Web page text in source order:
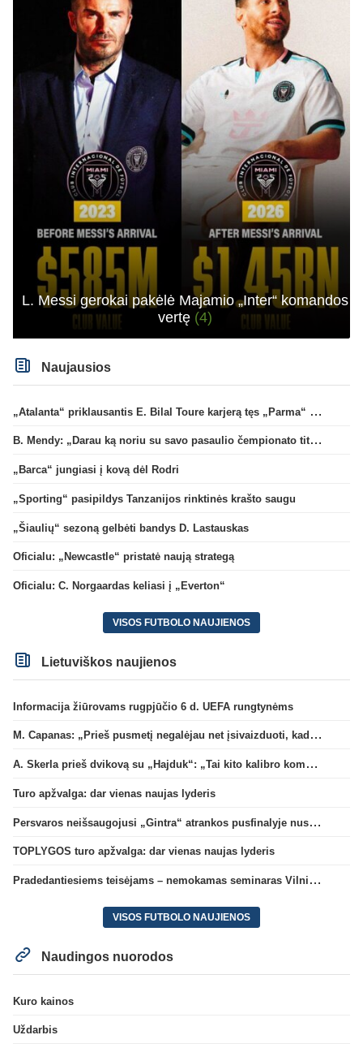
L. Messi gerokai pakėlė Majamio „Inter“ komandos
vertę (4)
Naujausios
„Atalanta“ priklausantis E. Bilal Toure karjerą tęs „Parma“ gretose
B. Mendy: „Darau ką noriu su savo pasaulio čempionato titulu“
„Barca“ jungiasi į kovą dėl Rodri
„Sporting“ pasipildys Tanzanijos rinktinės krašto saugu
„Šiaulių“ sezoną gelbėti bandys D. Lastauskas
Oficialu: „Newcastle“ pristatė naują strategą
Oficialu: C. Norgaardas keliasi į „Everton“
VISOS FUTBOLO NAUJIENOS
Lietuviškos naujienos
Informacija žiūrovams rugpjūčio 6 d. UEFA rungtynėms
M. Capanas: „Prieš pusmetį negalėjau net įsivaizduoti, kad žaisime prieš „Hajduk“
A. Skerla prieš dvikovą su „Hajduk“: „Tai kito kalibro komanda“
Turo apžvalga: dar vienas naujas lyderis
Persvaros neišsaugojusi „Gintra“ atrankos pusfinalyje nusileido Škotijos čempionėms
TOPLYGOS turo apžvalga: dar vienas naujas lyderis
Pradedantiesiems teisėjams – nemokamas seminaras Vilniuje šį penktadienį
VISOS FUTBOLO NAUJIENOS
Naudingos nuorodos
Kuro kainos
Uždarbis